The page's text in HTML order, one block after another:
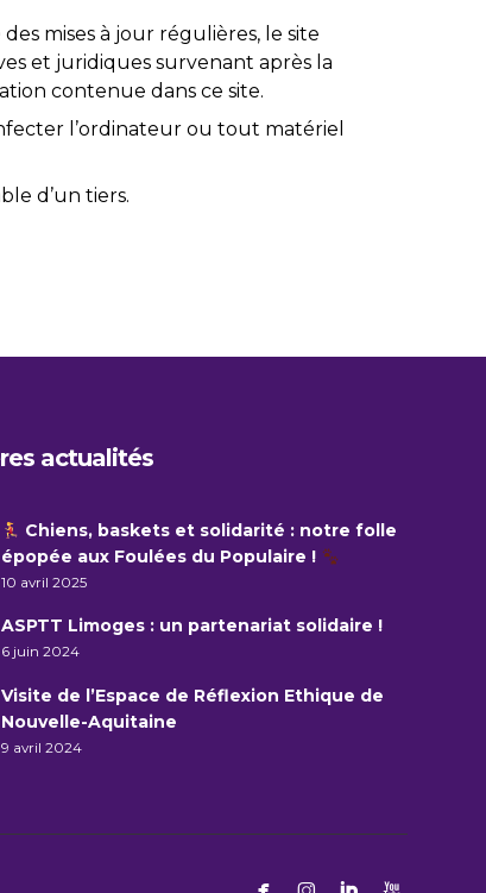
mises à jour régulières, le site
et juridiques survenant après la
contenue dans ce site.
l’ordinateur ou tout matériel
d’un tiers.
actualités
Chiens, baskets et solidarité : notre folle
épopée aux Foulées du Populaire !
10 avril 2025
ASPTT Limoges : un partenariat solidaire !
6 juin 2024
Visite de l’Espace de Réflexion Ethique de
Nouvelle-Aquitaine
9 avril 2024